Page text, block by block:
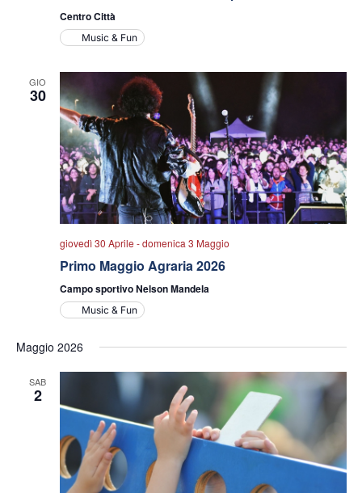
Centro Città
Music & Fun
GIO
30
giovedì 30 Aprile -domenica 3 Maggio
Primo Maggio Agraria 2026
Campo sportivo Nelson Mandela
Music & Fun
Maggio 2026
SAB
2